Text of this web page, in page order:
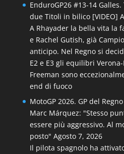
EnduroGP26 #13-14
due Titoli in bilico [VIDEO]
A Rhayader la bella vita la
e Rachel Gutish, già
anticipo. Nel Regno si
E2 e E3 gli equilibri
Freeman sono
end di fuoco
MotoGP 2026. GP del
Marc Márquez: "Stesso
essere più aggressivo. Al
posto" Agosto 7, 2026
Il pilota spagnolo ha